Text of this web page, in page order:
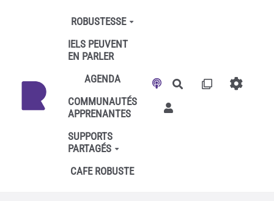
Aller au contenu principal
ROBUSTESSE
IELS PEUVENT
EN PARLER
AGENDA
COMMUNAUTÉS
APPRENANTES
SUPPORTS
PARTAGÉS
CAFE ROBUSTE
Rechercher